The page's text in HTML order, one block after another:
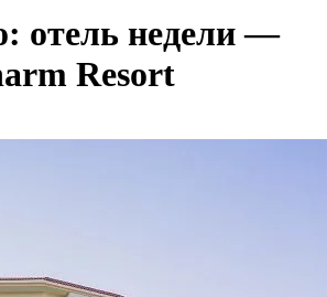
отель недели —
Resort